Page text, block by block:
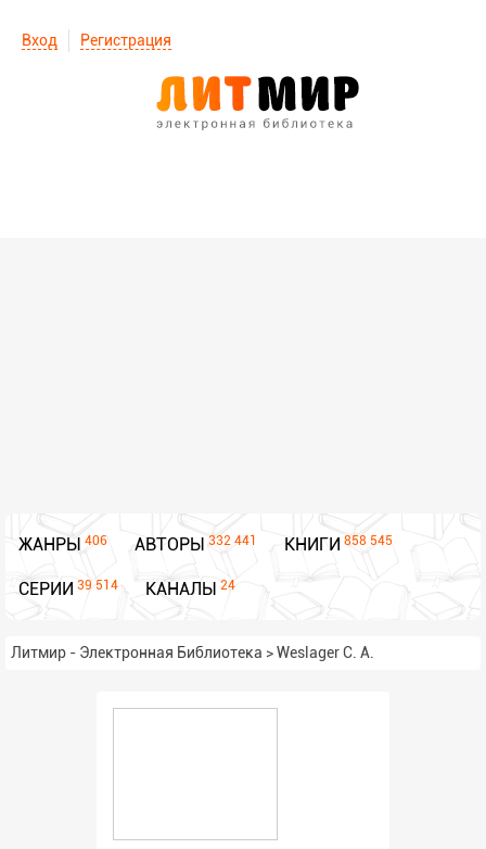
Вход Регистрация
ЖАНРЫ 406 АВТОРЫ 332 441 КНИГИ 858 545
СЕРИИ 39 514 КАНАЛЫ 24
Литмир - Электронная Библиотека >Weslager C. A.